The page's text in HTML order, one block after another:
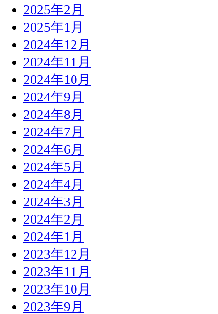
2025年2月
2025年1月
2024年12月
2024年11月
2024年10月
2024年9月
2024年8月
2024年7月
2024年6月
2024年5月
2024年4月
2024年3月
2024年2月
2024年1月
2023年12月
2023年11月
2023年10月
2023年9月